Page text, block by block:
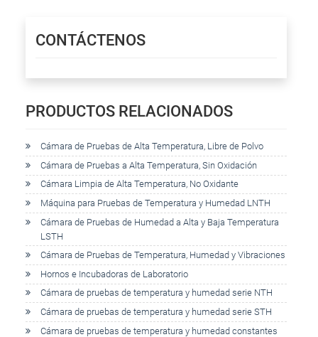
CONTÁCTENOS
PRODUCTOS RELACIONADOS
Cámara de Pruebas de Alta Temperatura, Libre de Polvo
Cámara de Pruebas a Alta Temperatura, Sin Oxidación
Cámara Limpia de Alta Temperatura, No Oxidante
Máquina para Pruebas de Temperatura y Humedad LNTH
Cámara de Pruebas de Humedad a Alta y Baja Temperatura
LSTH
Cámara de Pruebas de Temperatura, Humedad y Vibraciones
Hornos e Incubadoras de Laboratorio
Cámara de pruebas de temperatura y humedad serie NTH
Cámara de pruebas de temperatura y humedad serie STH
Cámara de pruebas de temperatura y humedad constantes